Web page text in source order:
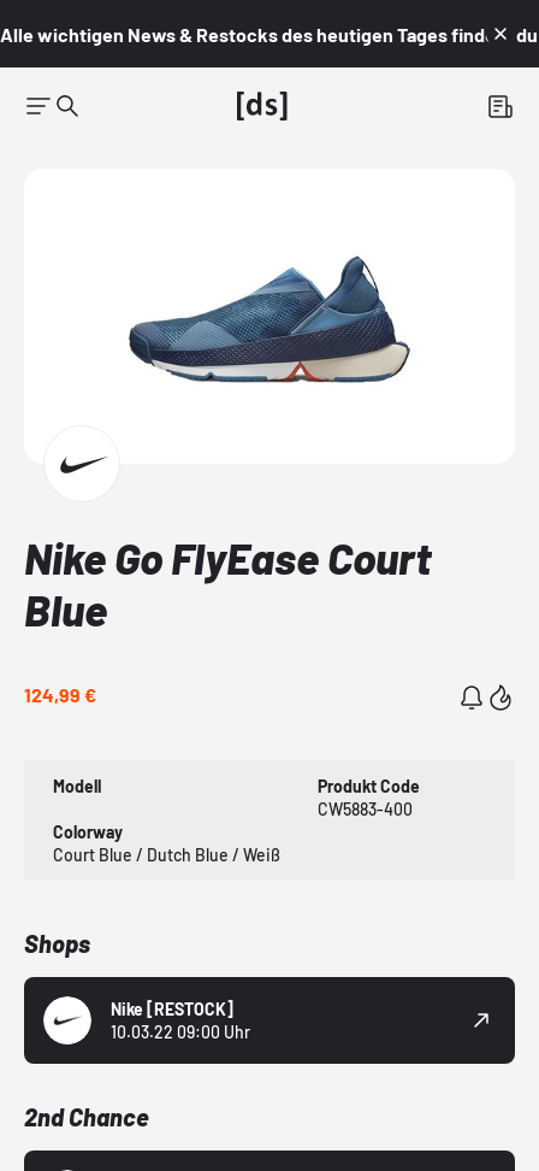
Alle wichtigen News & Restocks des heutigen Tages findest du
Nike Go FlyEase Court
Blue
124,99 €
Modell
Produkt Code
CW5883-400
Colorway
Court Blue / Dutch Blue / Weiß
Shops
Nike [RESTOCK]
10.03.22 09:00 Uhr
2nd Chance